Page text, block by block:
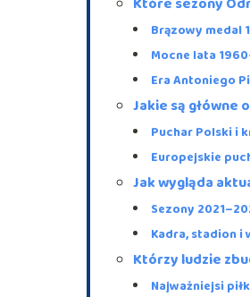
Brązowy medal
Mocne lata
Era Antoniego
Jakie są główne
Puchar Polski i
Europejskie
Jak wygląda
Sezony
Kadra, stadion
Którzy ludzie
Najważniejsi